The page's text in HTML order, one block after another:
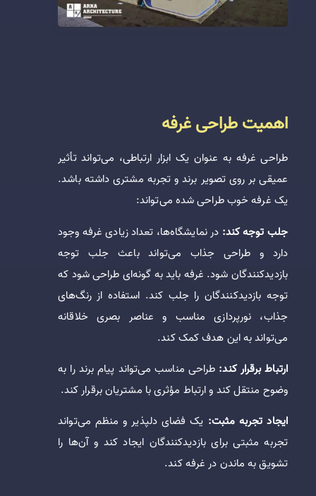
اهمیت طراحی غرفه
طراحی غرفه به عنوان یک ابزار ارتباطی، می‌تواند تأثیر
عمیقی بر روی تصویر برند و تجربه مشتری داشته باشد.
یک غرفه خوب طراحی شده می‌تواند:
جلب توجه کند: در نمایشگاه‌ها، تعداد زیادی غرفه وجود
دارد و طراحی جذاب می‌تواند باعث جلب توجه
بازدیدکنندگان شود. غرفه باید به گونه‌ای طراحی شود که
توجه بازدیدکنندگان را جلب کند. استفاده از رنگ‌های
جذاب، نورپردازی مناسب و عناصر بصری خلاقانه
می‌تواند به این هدف کمک کند.
ارتباط برقرار کند: طراحی مناسب می‌تواند پیام برند را به
وضوح منتقل کند و ارتباط مؤثری با مشتریان برقرار کند.
ایجاد تجربه مثبت: یک فضای دلپذیر و منظم می‌تواند
تجربه مثبتی برای بازدیدکنندگان ایجاد کند و آن‌ها را
تشویق به ماندن در غرفه کند.